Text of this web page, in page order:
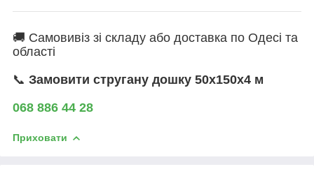
🚚 Самовивіз зі складу або доставка по Одесі та
області
📞 Замовити стругану дошку 50х150х4 м
068 886 44 28
Приховати